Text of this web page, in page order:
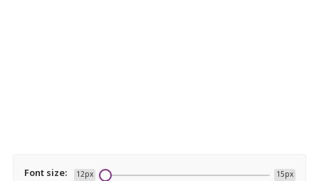
Font size: 12px 15px